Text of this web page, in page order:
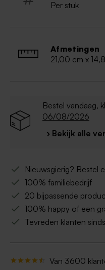
van je eigen
Per stuk
Afmetingen
21,00 cm x
Bestel vandaag,
06/08/2026
› Bekijk alle
Nieuwsgierig? Bestel
100% familiebedrijf
20 bijpassende
100% happy of een
Tevreden klanten sinds
Van 3600